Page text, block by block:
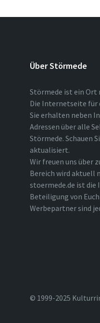
Über Störmede
Störmede ist ein Ort
Die Internetseite für
Sie erhalten neben
Adressen über alle
Störmede. Schauen
aktualisiert.
Wir freuen uns über
Bereich wird aktuell
stoermede.de ist
Beteiligung von
Werbepartner sind
© 1999-2025